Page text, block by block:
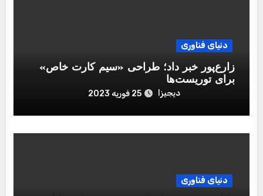
دنیای فناوری
زارع‌پور خبر داد؛ طراحی «سیم کارت خاص»
برای توریست‌ها
دیجیزا 25 فوریه 2023
دنیای فناوری